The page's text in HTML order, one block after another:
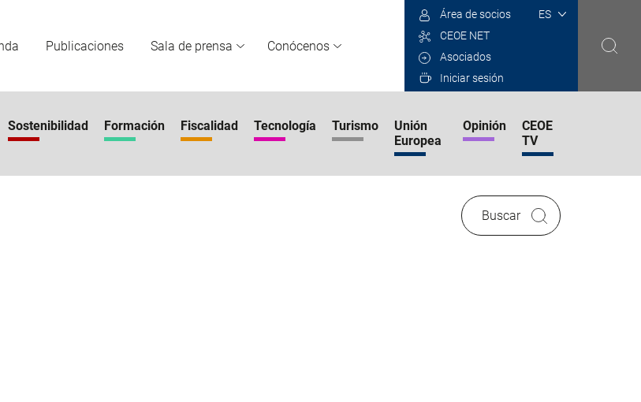
Publicaciones Sala de prensa Conócenos
Select
Área de socios
CEOE NET
Asociados
Iniciar sesión
Sostenibilidad Formación Fiscalidad Tecnología Turismo
Unión
Europea
Opinión
CEOE
TV
Buscar